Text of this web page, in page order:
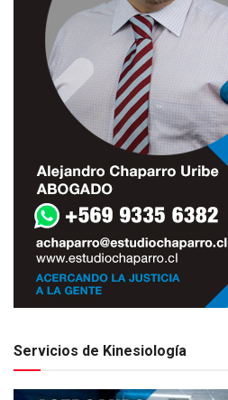
Servicios de Kinesiología